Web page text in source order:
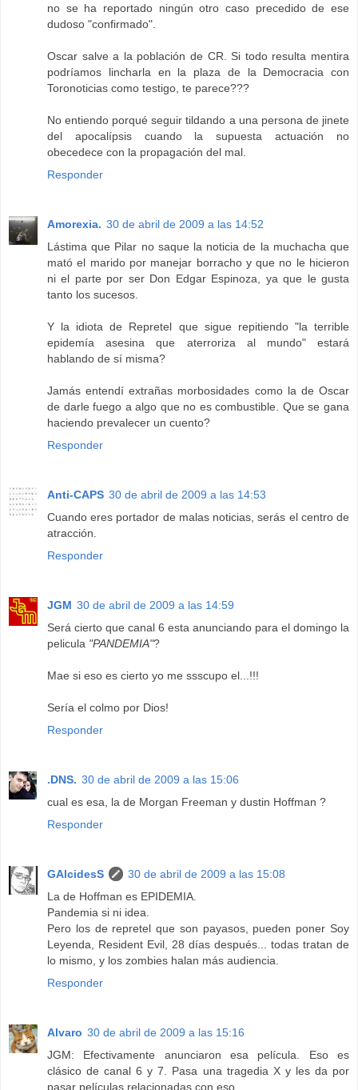
no se ha reportado ningún otro caso precedido de ese
dudoso "confirmado".
Oscar salve a la población de CR. Si todo resulta mentira
podríamos lincharla en la plaza de la Democracia con
Toronoticias como testigo, te parece???
No entiendo porqué seguir tildando a una persona de jinete
del apocalípsis cuando la supuesta actuación no
obecedece con la propagación del mal.
Responder
Amorexia. 30 de abril de 2009 a las 14:52
Lástima que Pilar no saque la noticia de la muchacha que
mató el marido por manejar borracho y que no le hicieron
ni el parte por ser Don Edgar Espinoza, ya que le gusta
tanto los sucesos.
Y la idiota de Repretel que sigue repitiendo "la terrible
epidemía asesina que aterroriza al mundo" estará
hablando de sí misma?
Jamás entendí extrañas morbosidades como la de Oscar
de darle fuego a algo que no es combustible. Que se gana
haciendo prevalecer un cuento?
Responder
Anti-CAPS 30 de abril de 2009 a las 14:53
Cuando eres portador de malas noticias, serás el centro de
atracción.
Responder
JGM 30 de abril de 2009 a las 14:59
Será cierto que canal 6 esta anunciando para el domingo la
pelicula "PANDEMIA"?
Mae si eso es cierto yo me ssscupo el...!!!
Sería el colmo por Dios!
Responder
.DNS. 30 de abril de 2009 a las 15:06
cual es esa, la de Morgan Freeman y dustin Hoffman ?
Responder
GAlcidesS
30 de abril de 2009 a las 15:08
La de Hoffman es EPIDEMIA.
Pandemia si ni idea.
Pero los de repretel que son payasos, pueden poner Soy
Leyenda, Resident Evil, 28 días después... todas tratan de
lo mismo, y los zombies halan más audiencia.
Responder
Alvaro 30 de abril de 2009 a las 15:16
JGM: Efectivamente anunciaron esa película. Eso es
clásico de canal 6 y 7. Pasa una tragedia X y les da por
pasar películas relacionadas con eso.